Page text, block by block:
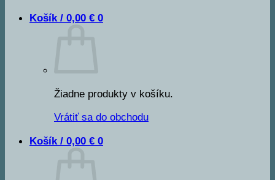
Košík / 0,00 € 0
Žiadne produkty v košíku.
Vrátiť sa do obchodu
Košík / 0,00 € 0